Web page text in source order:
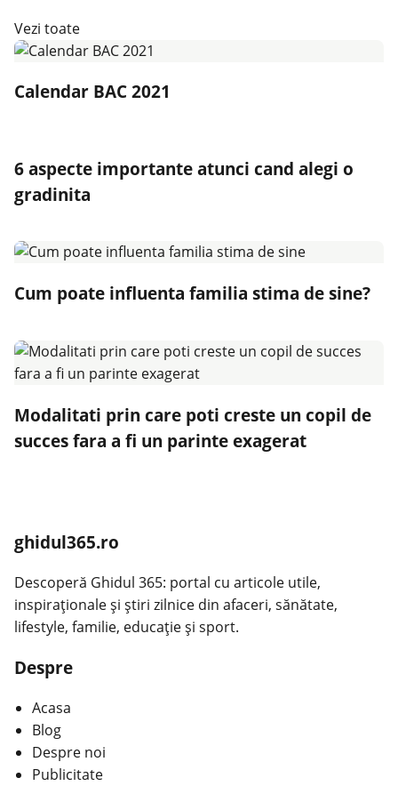
Vezi toate
Calendar BAC 2021
6 aspecte importante atunci cand alegi o
gradinita
Cum poate influenta familia stima de sine?
Modalitati prin care poti creste un copil de
succes fara a fi un parinte exagerat
ghidul365.ro
Descoperă Ghidul 365: portal cu articole utile,
inspiraționale și știri zilnice din afaceri, sănătate,
lifestyle, familie, educație și sport.
Despre
Acasa
Blog
Despre noi
Publicitate